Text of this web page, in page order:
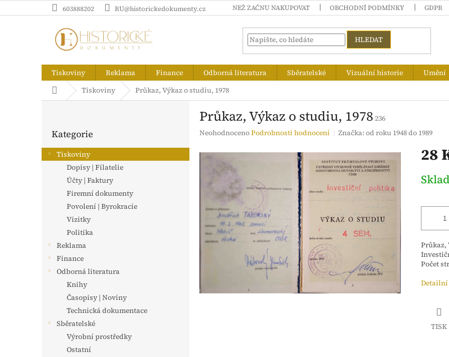
na
603888202 RU@historickedokumenty.cz NEŽ ZAČNU NAKUPOVAT OBCHODNÍ PODMÍNKY GDPR
HLEDAT
Tiskoviny Reklama Finance Odborná literatura Sběratelské Vizuální historie Umění
Domů Tiskoviny Průkaz, Výkaz o studiu, 1978
r
a
kategorie
Kategorie
Tiskoviny
Dopisy | Filatelie
Účty | Faktury
Firemní dokumenty
Povolení | Byrokracie
Vizitky
Politika
Reklama
Finance
Odborná literatura
Knihy
Časopisy | Noviny
Technická dokumentace
Sběratelské
Výrobní prostředky
Ostatní
Průkaz, Výkaz o studiu, 1978 236
Průměrné
produktu
hvězdiček.
NeohodnocenoPodrobnosti hodnocení Značka:od roku 1948 do 1989
28
cena:
Průkaz,
Počet
TISK